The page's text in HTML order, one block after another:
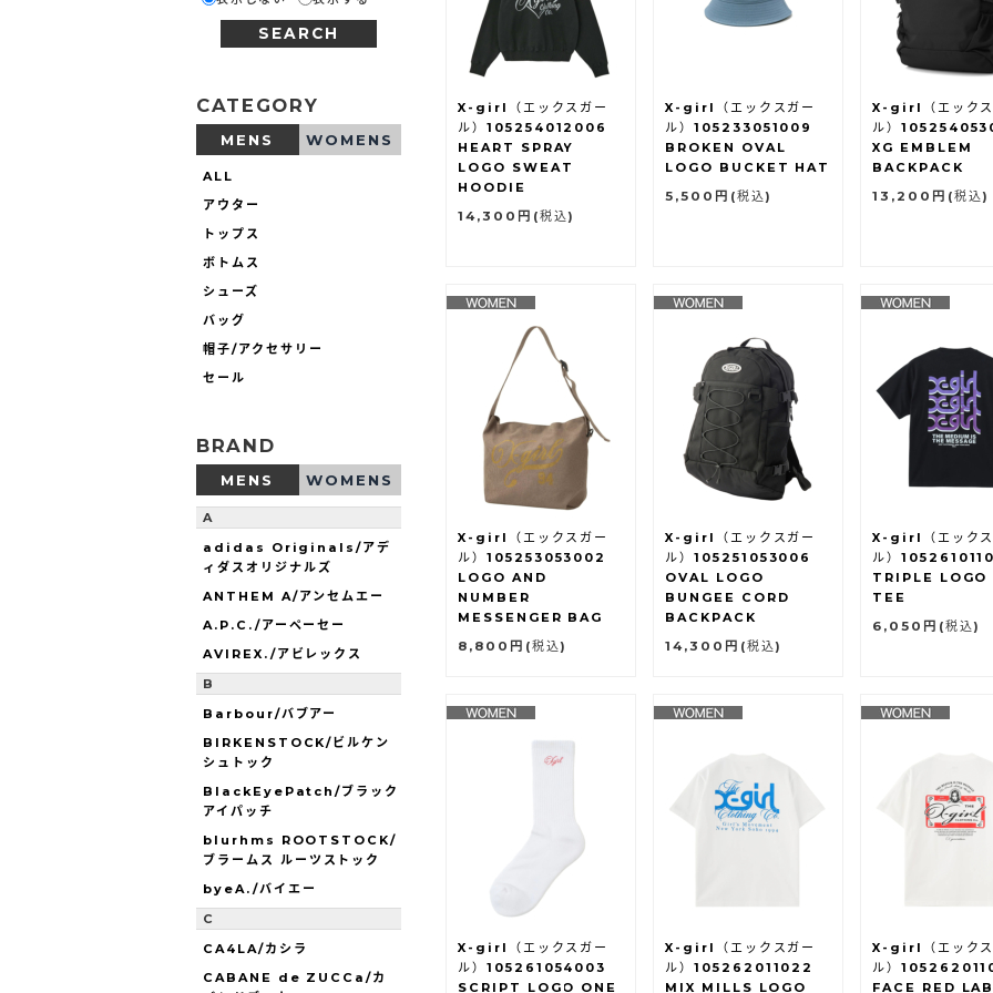
SEARCH
CATEGORY
MENS WOMENS
ALL
アウター
トップス
ボトムス
シューズ
バッグ
帽子/アクセサリー
セール
BRAND
MENS WOMENS
A
adidas Originals/アデ
ィダスオリジナルズ
ANTHEM A/アンセムエー
A.P.C./アーペーセー
AVIREX./アビレックス
B
Barbour/バブアー
BIRKENSTOCK/ビルケン
シュトック
BlackEyePatch/ブラック
アイパッチ
blurhms ROOTSTOCK/
ブラームス ルーツストック
byeA./バイエー
C
CA4LA/カシラ
CABANE de ZUCCa/カ
X-girl（エックスガー
ル）105254012006
HEART SPRAY
LOGO SWEAT
HOODIE
14,300円 (税込)
X-girl（エックスガー
ル）105233051009
BROKEN OVAL
LOGO BUCKET HAT
5,500円 (税込)
X-girl（エック
ル）
XG EMBLEM
BACKPACK
13,200円 (税込)
X-girl（エックスガー
ル）105253053002
LOGO AND
NUMBER
MESSENGER BAG
8,800円 (税込)
X-girl（エックスガー
ル）105251053006
OVAL LOGO
BUNGEE CORD
BACKPACK
14,300円 (税込)
X-girl（エック
ル）
TRIPLE LOGO
TEE
6,050円 (税込)
X-girl（エックスガー
ル）105261054003
SCRIPT LOGO ONE
X-girl（エックスガー
ル）105262011022
MIX MILLS LOGO
X-girl（エック
ル）
FACE RED